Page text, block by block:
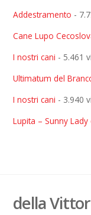
Addestramento -
Cane Lupo
I nostri cani - 5.461
Ultimatum del
I nostri cani - 3.940
Lupita – Sunny
della